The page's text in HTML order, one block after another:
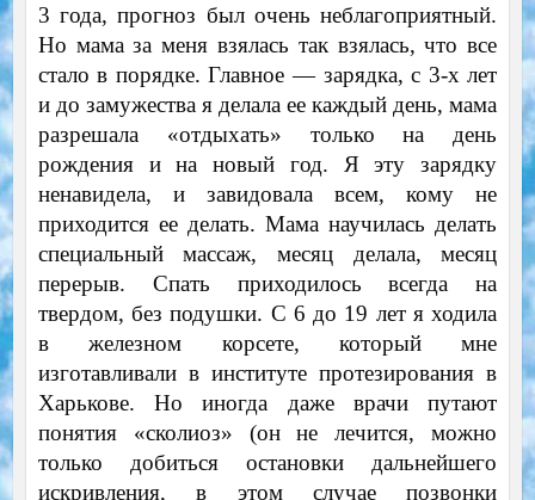
3 года, прогноз был очень неблагоприятный.
Но мама за меня взялась так взялась, что все
стало в порядке. Главное — зарядка, с 3-х лет
и до замужества я делала ее каждый день, мама
разрешала «отдыхать» только на день
рождения и на новый год. Я эту зарядку
ненавидела, и завидовала всем, кому не
приходится ее делать. Мама научилась делать
специальный массаж, месяц делала, месяц
перерыв. Спать приходилось всегда на
твердом, без подушки. С 6 до 19 лет я ходила
в железном корсете, который мне
изготавливали в институте протезирования в
Харькове. Но иногда даже врачи путают
понятия «сколиоз» (он не лечится, можно
только добиться остановки дальнейшего
искривления, в этом случае позвонки